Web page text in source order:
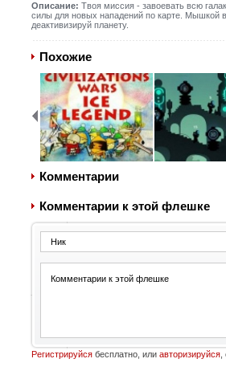
Описание: Твоя миссия - завоевать всю
силы для новых нападений по карте. Мышкой
деактивизируй планету.
Похожие
Комментарии
Комментарии к этой флешке
Регистрируйсябесплатно, или авторизируйся,